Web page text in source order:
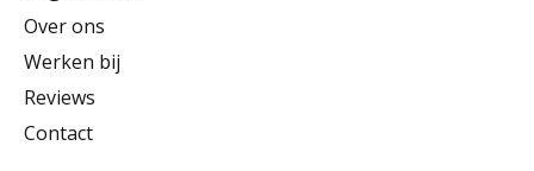
Over ons
Werken bij
Reviews
Contact